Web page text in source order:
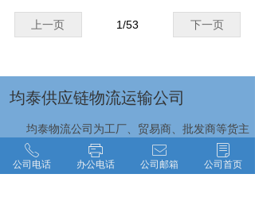
运输/普快特快专线服务，日均发车6班
次，280公里3.5小时直达南通各城区，破
上一页 下一页
1/53
ꂅ
公司电话
ꁧ
办公电话
ꂘ
公司邮箱
ꂓ
公司首页
均泰物流公司为工厂、贸易商、批发商等货主
提供整车、零担、大件运输、普快特快、搬家搬
厂、回程车调用等全方位的物流服务，由于市场
的车价随季节和气候的变化而变化，所以价格没
均泰供应链物流运输公司